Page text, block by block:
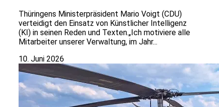
Thüringens Ministerpräsident Mario Voigt (CDU)
verteidigt den Einsatz von Künstlicher Intelligenz
(KI) in seinen Reden und Texten.„Ich motiviere alle
Mitarbeiter unserer Verwaltung, im Jahr...
10. Juni 2026